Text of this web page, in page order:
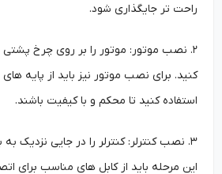
راحت تر جایگذاری شود.
۲. نصب موتور: موتور را بر روی چرخ پشتی
کنید. برای نصب موتور نیز باید از پایه ‌های
استفاده کنید تا محکم و با کیفیت باشند.
۳. نصب کنترلر: کنترلر را در جایی نزدیک به
این مرحله باید از کابل‌ های مناسب برای اتصال